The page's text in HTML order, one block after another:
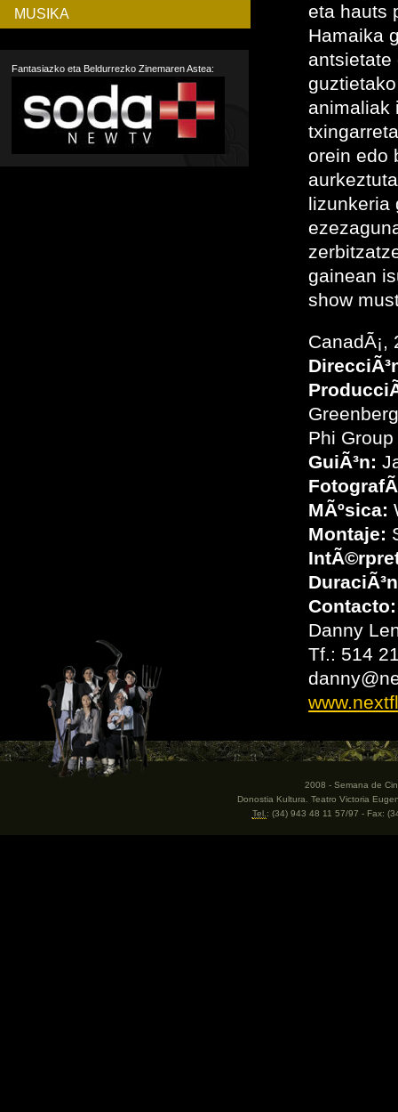
MUSIKA
Fantasiazko eta Beldurrezko Zinemaren Astea:
eta hauts
Hamaika
antsietate
animaliak
orein edo
lizunkeria
gainean
show
CanadÃ¡,
Phi Group
GuiÃ³n:
MÃºsica:
Montaje:
Contacto:
Danny
Tf.: 514
2008 - Semana de
Donostia Kultura. Teatro Victoria
Tel. : (34) 943 48 11 57/97 - Fax: